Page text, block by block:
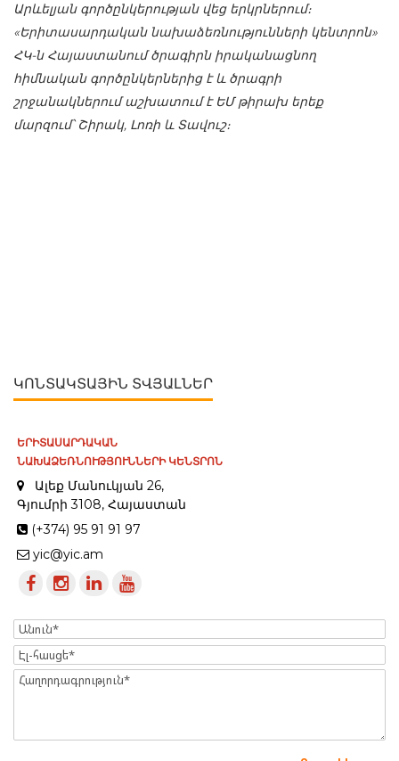
Արևելյան գործընկերության վեց երկրներում։
«Երիտասարդական նախաձեռնությունների կենտրոն»
ՀԿ-ն Հայաստանում ծրագիրն իրականացնող
հիմնական գործընկերներից է և ծրագրի
շրջանակներում աշխատում է ԵՄ թիրախ երեք
մարզում՝ Շիրակ, Լոռի և Տավուշ։
ԿՈՆՏԱԿՏԱՅԻՆ ՏՎՅԱԼՆԵՐ
ԵՐԻՏԱՍԱՐԴԱԿԱՆ
ՆԱԽԱՁԵՌՆՈՒԹՅՈՒՆՆԵՐԻ ԿԵՆՏՐՈՆ
Ալեք Մանուկյան 26,
Գյումրի 3108, Հայաստան
(+374) 95 91 91 97
yic@yic.am
Name
Էլ-
հասցե
Message